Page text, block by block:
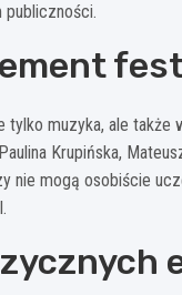
muzyka, ale
Krupińska,
nie mogą osobiście